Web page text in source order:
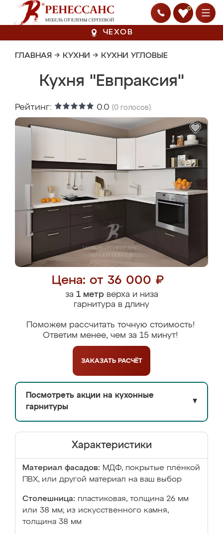
0
ЧЕХОВ
ГЛАВНАЯ → КУХНИ → КУХНИ УГЛОВЫЕ
Кухня "Евпраксия"
Рейтинг: 0.0 (0 голосов)
Цена: от 36 000 ₽
за 1 метрверха и низа
гарнитура в длину
Поможем рассчитать точную стоимость!
Ответим менее, чем за 15 минут!
ЗАКАЗАТЬ РАСЧЁТ
Посмотреть акции на кухонные
гарнитуры
▼
Характеристики
Материал фасадов: МДФ, покрытые плёнкой
ПВХ, или другой материал на ваш выбор
Столешница: пластиковая, толщина 26 мм
или 38 мм; из искусственного камня,
толщина 38 мм